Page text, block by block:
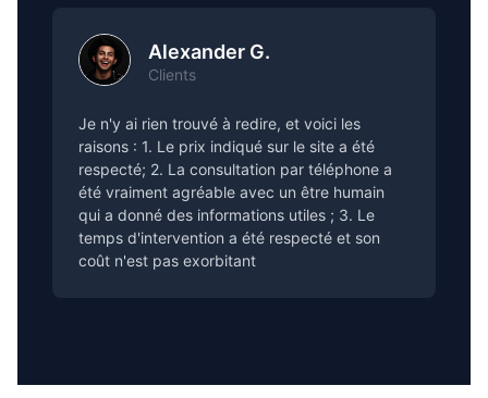
Alexander G.
Clients
Je n'y ai rien trouvé à redire, et voici les
raisons : 1. Le prix indiqué sur le site a été
respecté; 2. La consultation par téléphone a
été vraiment agréable avec un être humain
qui a donné des informations utiles ; 3. Le
temps d'intervention a été respecté et son
coût n'est pas exorbitant